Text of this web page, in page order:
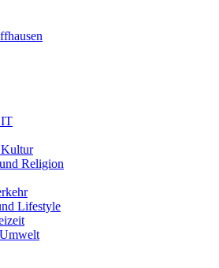
IT
Religion
Lifestyle